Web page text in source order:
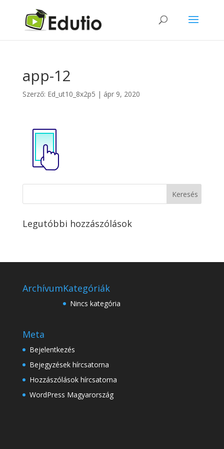
app-12
Szerző: Ed_ut10_8x2p5 | ápr 9, 2020
Legutóbbi hozzászólások
ArchívumKategóriák
Nincs kategória
Meta
Bejelentkezés
Bejegyzések hírcsatorna
Hozzászólások hírcsatorna
WordPress Magyarország